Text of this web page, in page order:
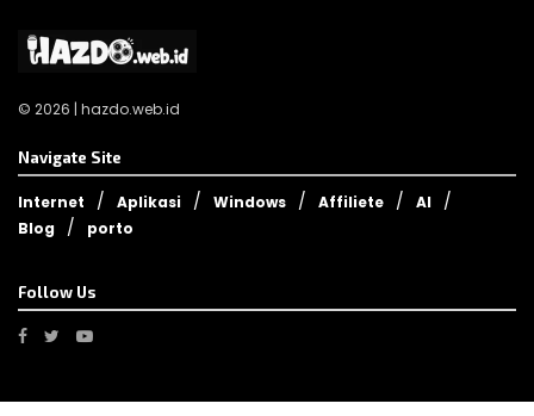
© 2026 | hazdo.web.id
Navigate Site
Internet Aplikasi Windows Affiliete
AI
Blog
porto
Follow Us